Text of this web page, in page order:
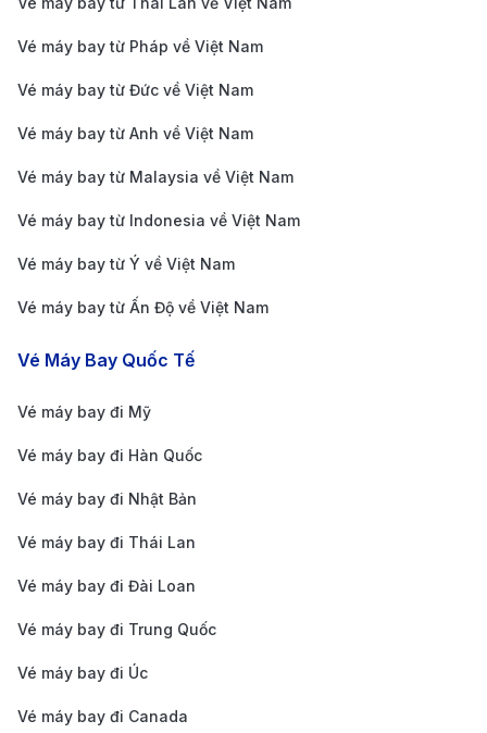
Bạn có nhiều phương tiện để di chuyển từ trung tâm
thành phố TP. Hồ Chí Minh đến sân bay Tân Sơn
Nhất:
tùy vào điều kiện giao thông.
Xe buýt:Các tuyến xe buýt như 109, 49,159 và 152
là lựa chọn tiết kiệm và tiện lợi, với giá vé từ 6,000 -
Dịch vụ xe công nghệ:
ứng dụng gọi xe phổ biến tại TP. Hồ Chí Minh, giúp
Dịch vụ đưa đón tại sân bay:
các công ty du lịch cung cấp dịch vụ đưa đón tại
sân bay tiện lợi với thời gian linh động. Bạn nên liên
Thông tin về sân bay quốc tế Dresden
(DRS)
Vé máy bay từ Pháp về Việt Nam
Vé máy bay từ Đức về Việt Nam
Vé máy bay từ Anh về Việt Nam
Vé máy bay từ Malaysia về Việt Nam
Vé máy bay từ Indonesia về Việt Nam
Vé máy bay từ Ý về Việt Nam
Vé máy bay từ Ấn Độ về Việt Nam
Vé Máy Bay Quốc Tế
Vé máy bay đi Mỹ
Vé máy bay đi Hàn Quốc
Vé máy bay đi Nhật Bản
Vé máy bay đi Thái Lan
Vé máy bay đi Đài Loan
Vé máy bay đi Trung Quốc
Vé máy bay đi Úc
Vé máy bay đi Canada